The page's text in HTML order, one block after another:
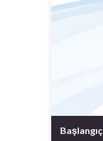
Başlangıç